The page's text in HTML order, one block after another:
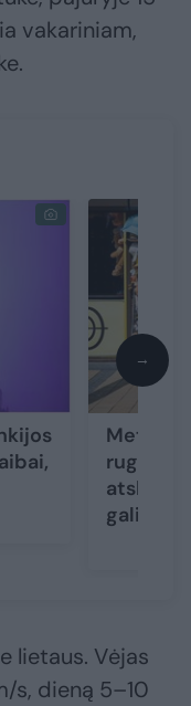
vakariniam,
gali
→
lietaus. Vėjas
s, dieną 5–10